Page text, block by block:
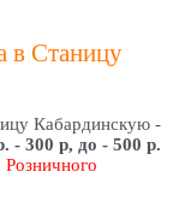
в Станицу
Кабардинскую -
- 300 р, до - 500 р.
Розничного